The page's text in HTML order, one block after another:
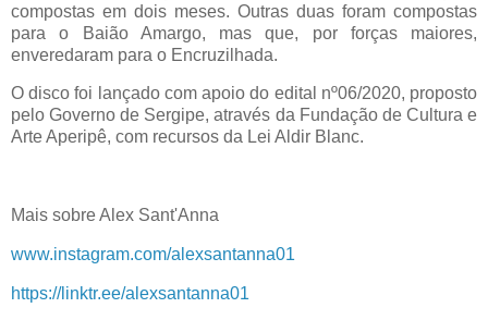
compostas em dois meses. Outras duas foram compostas
para o Baião Amargo, mas que, por forças maiores,
enveredaram para o Encruzilhada.
O disco foi lançado com apoio do edital nº06/2020, proposto
pelo Governo de Sergipe, através da Fundação de Cultura e
Arte Aperipê, com recursos da Lei Aldir Blanc.
Mais sobre Alex Sant'Anna
www.instagram.com/alexsantanna01
https://linktr.ee/alexsantanna01